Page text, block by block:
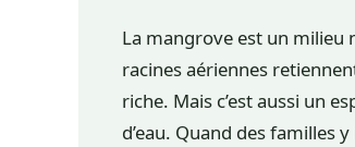
La mangrove est un milieu
racines aériennes
riche. Mais c’est aussi un
d’eau. Quand des familles